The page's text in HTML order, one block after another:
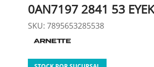
0AN7197 2841 53
SKU: 7895653285538